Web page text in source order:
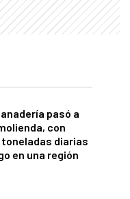
pasó a
con
toneladas diarias
en una región